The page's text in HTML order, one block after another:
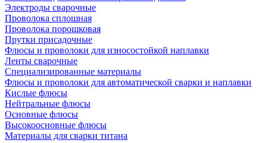
Электроды сварочные
Проволока сплошная
Проволока порошковая
Прутки присадочные
Флюсы и проволоки для износостойкой наплавки
Ленты сварочные
Специализированные материалы
Флюсы и проволоки для автоматической сварки и наплавки
Кислые флюсы
Нейтральные флюсы
Основные флюсы
Высокоосновные флюсы
Материалы для сварки титана